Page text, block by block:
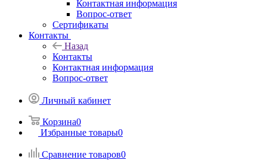
Контактная информация
Вопрос-ответ
Сертификаты
Контакты
Назад
Контакты
Контактная информация
Вопрос-ответ
Личный кабинет
Корзина0
Избранные товары0
Сравнение товаров0